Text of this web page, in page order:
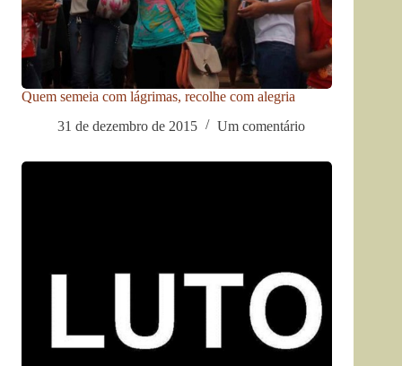
Quem semeia com lágrimas, recolhe com alegria
31 de dezembro de 2015
Um comentário